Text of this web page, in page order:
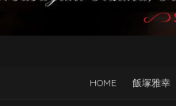
HOME 飯塚雅幸